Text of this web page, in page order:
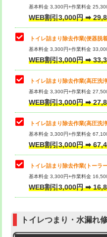
基本料金 3,300円+作業料金
WEB割引3,000円 ➡
トイレ詰まり除去作業(便器脱
基本料金 3,300円+作業料金
WEB割引3,000円 ➡
トイレ詰まり除去作業(高圧洗
基本料金 3,300円+作業料金
WEB割引3,000円 ➡
トイレ詰まり除去作業(高圧洗
基本料金 3,300円+作業料金
WEB割引3,000円 ➡
トイレ詰まり除去作業(トーラ
基本料金 3,300円+作業料金
WEB割引3,000円 ➡
トイレつまり・水漏れ